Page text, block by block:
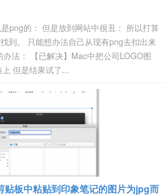
png的： 但是放到网站中很丑： 所以打算
到。 只能想办法自己从现有png去扣出来
法： 【已解决】Mac中把公司LOGO图
但是结果试了...
贴板中粘贴到印象笔记的图片为jpg而